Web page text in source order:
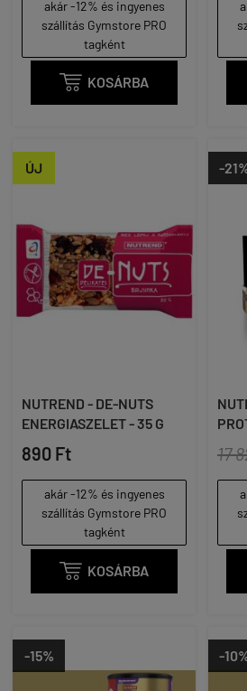
akár -12% és ingyenes
szállítás Gymstore PRO
tagként
 KOSÁRBA
ÚJ
NUTREND - DE-NUTS
ENERGIASZELET - 35 G
890 Ft
akár -12% és ingyenes
szállítás Gymstore PRO
tagként
 KOSÁRBA
-
17
-15% -